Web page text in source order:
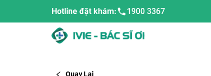
Hotline đặt khám: 1900 3367
Quay Lại